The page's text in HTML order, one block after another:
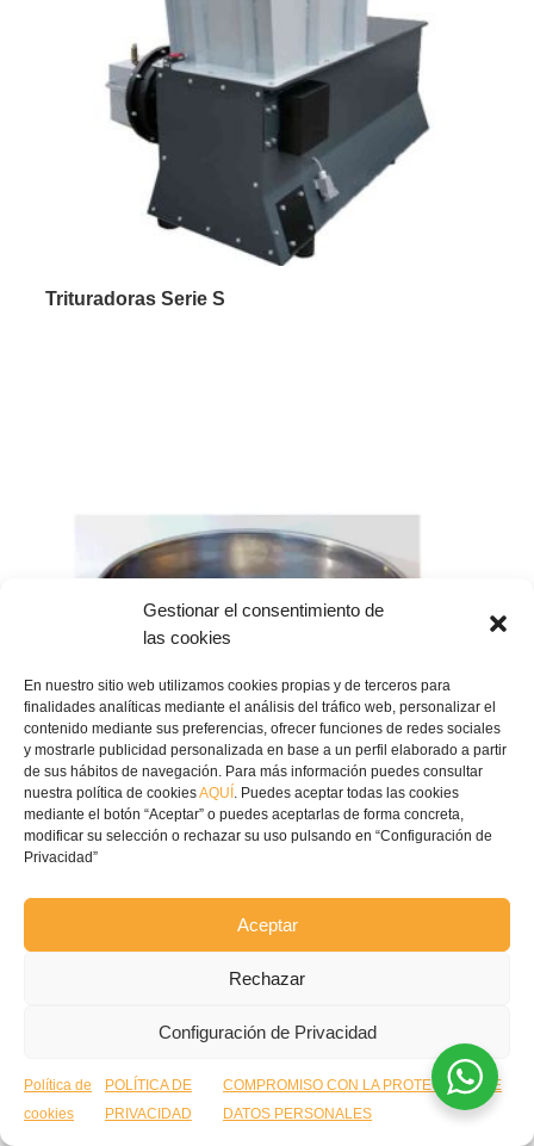
Gestionar el consentimiento de
las cookies
En nuestro sitio web utilizamos cookies propias y de terceros para
finalidades analíticas mediante el análisis del tráfico web, personalizar el
contenido mediante sus preferencias, ofrecer funciones de redes sociales
y mostrarle publicidad personalizada en base a un perfil elaborado a partir
de sus hábitos de navegación. Para más información puedes consultar
nuestra política de cookiesAQUÍ . Puedes aceptar todas las cookies
mediante el botón “Aceptar” o puedes aceptarlas de forma concreta,
modificar su selección o rechazar su uso pulsando en “Configuración de
Privacidad”
Aceptar
Rechazar
Configuración de Privacidad
Política de
cookies
POLÍTICA DE
PRIVACIDAD
COMPROMISO CON LA PROTECCIÓN DE
DATOS PERSONALES
Trituradoras Serie S